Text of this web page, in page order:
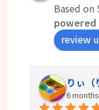
Based on
powered
review
りぃ（
6